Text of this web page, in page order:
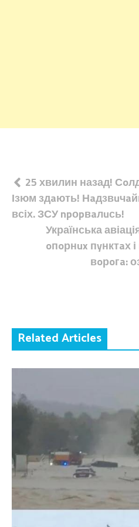
Навігація
записів
25 хвилин назад!
Ізюм здaють!
всіх. ЗСУ npоpвaлuсь!
Українська
oпoрнux пyнктaх
вoрoгa:
Related Articles